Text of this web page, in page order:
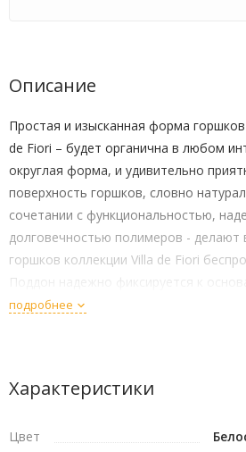
Описание
Простая и изысканная форма горшков
de Fiori – будет органична в любом
округлая форма, и удивительно
поверхность горшков, словно
сочетании с функциональностью,
долговечностью полимеров - делают
горшков коллекции Villa de Fiori
Поддон надежно фиксируется к
Благодаря высоким бортикам
пластиковыми горшками легко
подробнее
Характеристики
Цвет